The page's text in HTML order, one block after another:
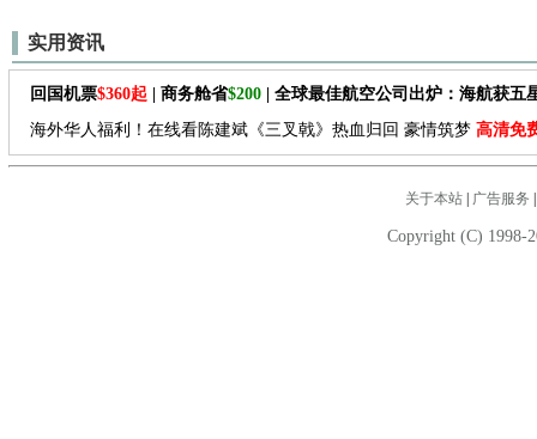
实用资讯
回国机票$360起 | 商务舱省$200 | 全球最佳航空公司出炉：海航获五
海外华人福利！在线看陈建斌《三叉戟》热血归回 豪情筑梦 高清免
关于本站| 广告服务
Copyright (C) 1998-